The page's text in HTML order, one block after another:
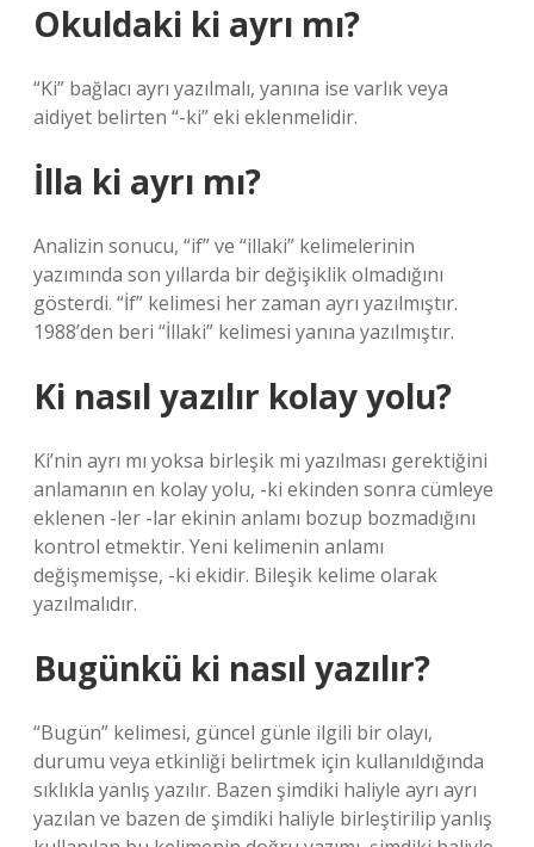
Okuldaki ki ayrı mı?
“Ki” bağlacı ayrı yazılmalı, yanına ise varlık veya
aidiyet belirten “-ki” eki eklenmelidir.
İlla ki ayrı mı?
Analizin sonucu, “if” ve “illaki” kelimelerinin
yazımında son yıllarda bir değişiklik olmadığını
gösterdi. “İf” kelimesi her zaman ayrı yazılmıştır.
1988’den beri “İllaki” kelimesi yanına yazılmıştır.
Ki nasıl yazılır kolay yolu?
Ki’nin ayrı mı yoksa birleşik mi yazılması gerektiğini
anlamanın en kolay yolu, -ki ekinden sonra cümleye
eklenen -ler -lar ekinin anlamı bozup bozmadığını
kontrol etmektir. Yeni kelimenin anlamı
değişmemişse, -ki ekidir. Bileşik kelime olarak
yazılmalıdır.
Bugünkü ki nasıl yazılır?
“Bugün” kelimesi, güncel günle ilgili bir olayı,
durumu veya etkinliği belirtmek için kullanıldığında
sıklıkla yanlış yazılır. Bazen şimdiki haliyle ayrı ayrı
yazılan ve bazen de şimdiki haliyle birleştirilip yanlış